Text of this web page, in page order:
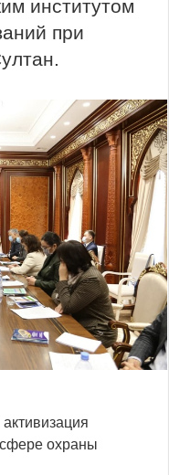
институтом
при
сфере охраны